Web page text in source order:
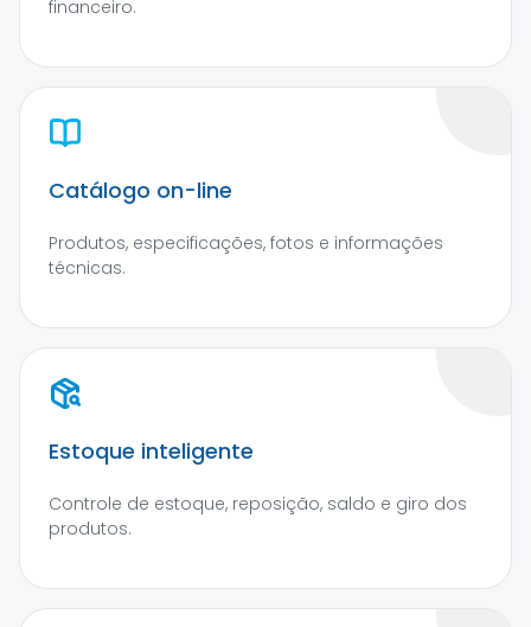
financeiro.
Catálogo on-line
Produtos, especificações, fotos e informações
técnicas.
Estoque inteligente
Controle de estoque, reposição, saldo e giro dos
produtos.